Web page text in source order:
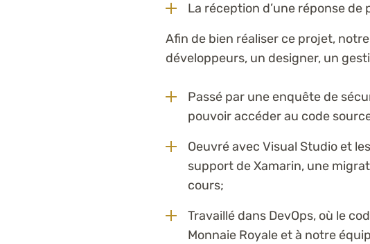
La réception d’une réponse
Afin de bien réaliser ce projet,
développeurs, un designer, un
Passé par une enquête de
pouvoir accéder au code
Oeuvré avec Visual Studio et
support de Xamarin, une
cours;
Travaillé dans DevOps, où le
Monnaie Royale et à notre